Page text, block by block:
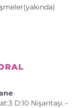
D:10 Nişantaşı –